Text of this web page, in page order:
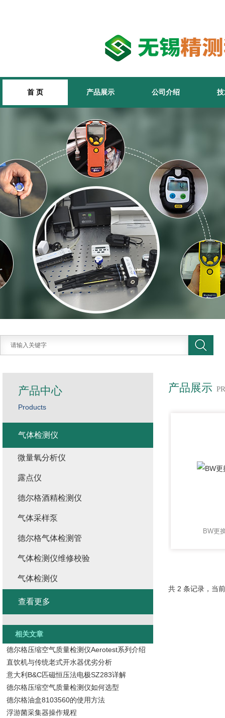
首 页 产品展示 公司介绍
产品展示
BW更
共 2 条记录，当
产品中心
Products
气体检测仪
微量氧分析仪
露点仪
德尔格酒精检测仪
气体采样泵
德尔格气体检测管
气体检测仪维修校验
气体检测仪
查看更多
相关文章
德尔格压缩空气质量检测仪Aerotest系列介绍
直饮机与传统老式开水器优劣分析
意大利B&C匹磁恒压法电极SZ283详解
德尔格压缩空气质量检测仪如何选型
德尔格油盒8103560的使用方法
浮游菌采集器操作规程